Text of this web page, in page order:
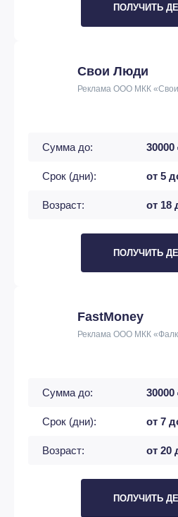
ПОЛУЧИТЬ
Свои Люди
Реклама ООО МКК
Сумма до: 30000
Срок (дни): от 5
Возраст: от 18
ПОЛУЧИТЬ
FastMoney
Реклама ООО МКК
Сумма до: 30000
Срок (дни): от 7
Возраст: от 20
ПОЛУЧИТЬ